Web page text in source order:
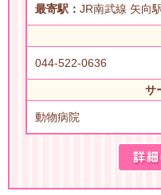
最寄駅： JR南武線 矢向
044-522-0636
サ
動物病院